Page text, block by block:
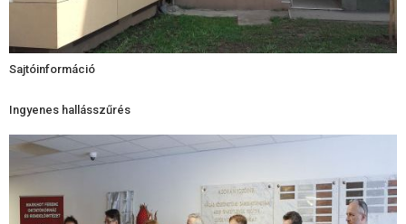
Sajtóinformáció
Ingyenes hallásszűrés